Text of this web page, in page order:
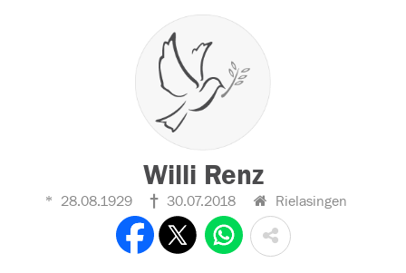
Willi Renz
28.08.1929 30.07.2018 Rielasingen